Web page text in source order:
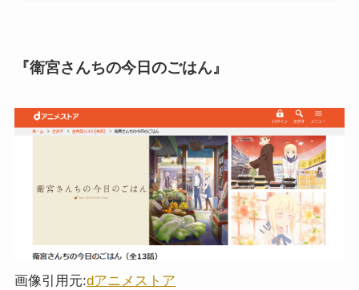
『衛宮さんちの今日のごはん』
画像引用元:dアニメストア